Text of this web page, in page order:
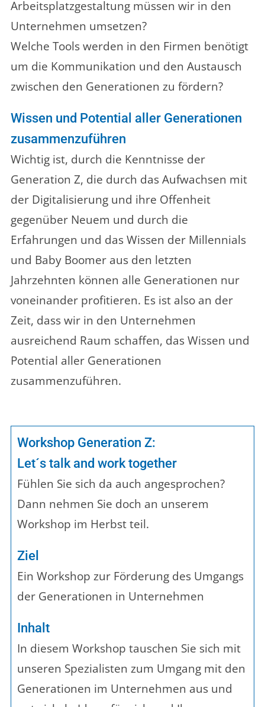
Arbeitsplatzgestaltung müssen wir in den
Unternehmen umsetzen?
Welche Tools werden in den Firmen benötigt
um die Kommunikation und den Austausch
zwischen den Generationen zu fördern?
Wissen und Potential aller Generationen
zusammenzuführen
Wichtig ist, durch die Kenntnisse der
Generation Z, die durch das Aufwachsen mit
der Digitalisierung und ihre Offenheit
gegenüber Neuem und durch die
Erfahrungen und das Wissen der Millennials
und Baby Boomer aus den letzten
Jahrzehnten können alle Generationen nur
voneinander profitieren. Es ist also an der
Zeit, dass wir in den Unternehmen
ausreichend Raum schaffen, das Wissen und
Potential aller Generationen
zusammenzuführen.
Workshop Generation Z:
Let´s talk and work together
Fühlen Sie sich da auch angesprochen?
Dann nehmen Sie doch an unserem
Workshop im Herbst teil.
Ziel
Ein Workshop zur Förderung des Umgangs
der Generationen in Unternehmen
Inhalt
In diesem Workshop tauschen Sie sich mit
unseren Spezialisten zum Umgang mit den
Generationen im Unternehmen aus und